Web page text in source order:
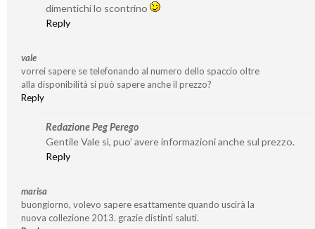
dimentichi lo scontrino
Reply
vale
vorrei sapere se telefonando al numero dello spaccio oltre
alla disponibilità si può sapere anche il prezzo?
Reply
Redazione Peg Perego
Gentile Vale sì, puo’ avere informazioni anche sul prezzo.
Reply
marisa
buongiorno, volevo sapere esattamente quando uscirà la
nuova collezione 2013. grazie distinti saluti.